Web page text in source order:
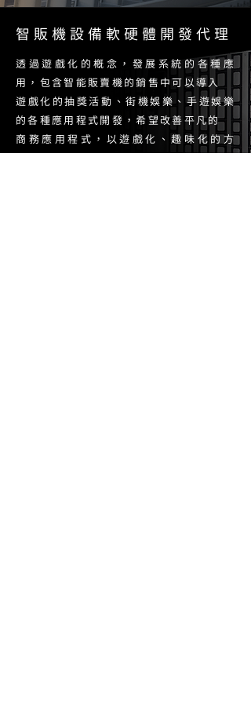
智販機設備軟硬體開發代理
透過遊戲化的概念，發展系統的各種應
用，包含智能販賣機的銷售中可以導入
遊戲化的抽獎活動、街機娛樂、手遊娛樂
的各種應用程式開發，希望改善平凡的
商務應用程式，以遊戲化、趣味化的方